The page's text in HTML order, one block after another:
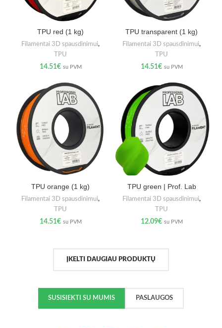
TPU red (1 kg)
Filamentai 3D spausdinimui,
TPU
14.51€ su PVM
TPU transparent (1 kg)
Filamentai 3D spausdinimui,
TPU
14.51€ su PVM
TPU orange (1 kg)
Filamentai 3D spausdinimui,
TPU
14.51€ su PVM
TPU green | Prof. Lab
Filamentai 3D spausdinimui,
TPU
12.09€ su PVM
ĮKELTI DAUGIAU PRODUKTŲ
SUSISIEKTI SU MUMIS PASLAUGOS